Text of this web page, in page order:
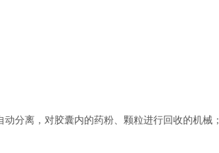
分离，对胶囊内的药粉、颗粒进行回收的机械；